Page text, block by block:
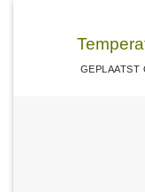
GEPLAATST